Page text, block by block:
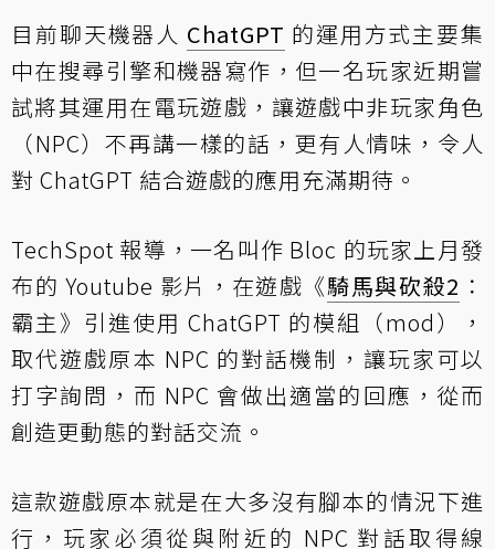
目前聊天機器人 ChatGPT 的運用方式主要集
中在搜尋引擎和機器寫作，但一名玩家近期嘗
試將其運用在電玩遊戲，讓遊戲中非玩家角色
（NPC）不再講一樣的話，更有人情味，令人
對 ChatGPT 結合遊戲的應用充滿期待。
TechSpot 報導，一名叫作 Bloc 的玩家上月發
布的 Youtube 影片，在遊戲《騎馬與砍殺2 ：
霸主》引進使用 ChatGPT 的模組（mod），
取代遊戲原本 NPC 的對話機制，讓玩家可以
打字詢問，而 NPC 會做出適當的回應，從而
創造更動態的對話交流。
這款遊戲原本就是在大多沒有腳本的情況下進
行，玩家必須從與附近的 NPC 對話取得線